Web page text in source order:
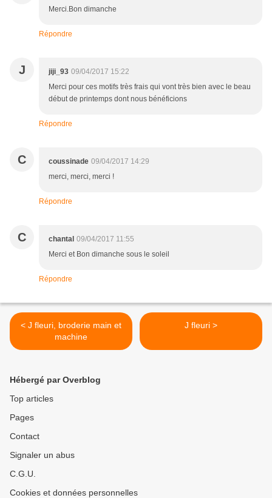
Merci.Bon dimanche
Répondre
J jiji_93 09/04/2017 15:22
Merci pour ces motifs très frais qui vont très bien avec le beau
début de printemps dont nous bénéficions
Répondre
C coussinade 09/04/2017 14:29
merci, merci, merci !
Répondre
C chantal 09/04/2017 11:55
Merci et Bon dimanche sous le soleil
Répondre
< J fleuri, broderie main et
machine
J fleuri >
Hébergé par Overblog
Top articles
Pages
Contact
Signaler un abus
C.G.U.
Cookies et données personnelles